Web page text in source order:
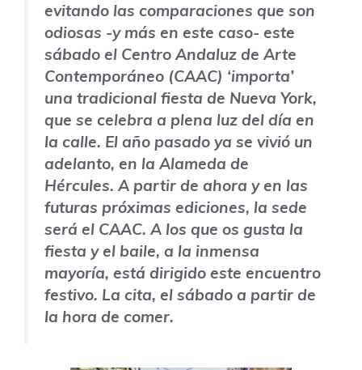
evitando las comparaciones que son
odiosas -y más en este caso- este
sábado el Centro Andaluz de Arte
Contemporáneo (CAAC) ‘importa’
una tradicional fiesta de Nueva York,
que se celebra a plena luz del día en
la calle. El año pasado ya se vivió un
adelanto, en la Alameda de
Hércules. A partir de ahora y en las
futuras próximas ediciones, la sede
será el CAAC. A los que os gusta la
fiesta y el baile, a la inmensa
mayoría, está dirigido este encuentro
festivo. La cita, el sábado a partir de
la hora de comer.